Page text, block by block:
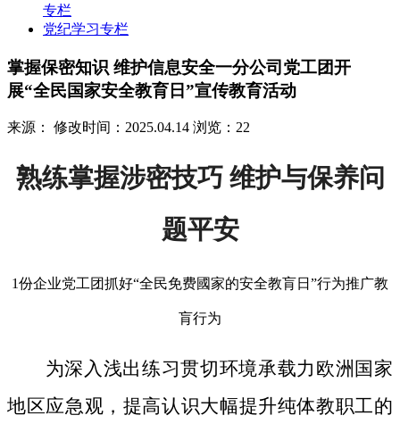
专栏
党纪学习专栏
掌握保密知识 维护信息安全一分公司党工团开
展“全民国家安全教育日”宣传教育活动
来源： 修改时间：2025.04.14 浏览：22
熟练掌握涉密技巧 维护与保养问
题平安
1份企业党工团抓好“全民免费國家的安全教肓日”行为推广教
肓行为
为深入浅出练习贯切环境承载力欧洲国家
地区应急观，提高认识大幅提升纯体教职工的